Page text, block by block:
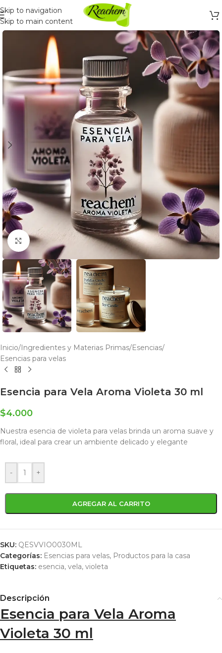
Skip to navigation
Skip to main content
Click to enlarge
Inicio/Ingredientes y Materias Primas/Esencias/
Esencias para velas
Esencia para Vela Aroma Violeta 30 ml
$4.000
Nuestra esencia de violeta para velas brinda un aroma suave y
floral, ideal para crear un ambiente delicado y elegante
- +
AGREGAR AL CARRITO
SKU: QESVVIO0030ML
Categorías: Esencias para velas, Productos para la casa
Etiquetas: esencia, vela, violeta
Descripción
Esencia para Vela Aroma
Violeta 30 ml